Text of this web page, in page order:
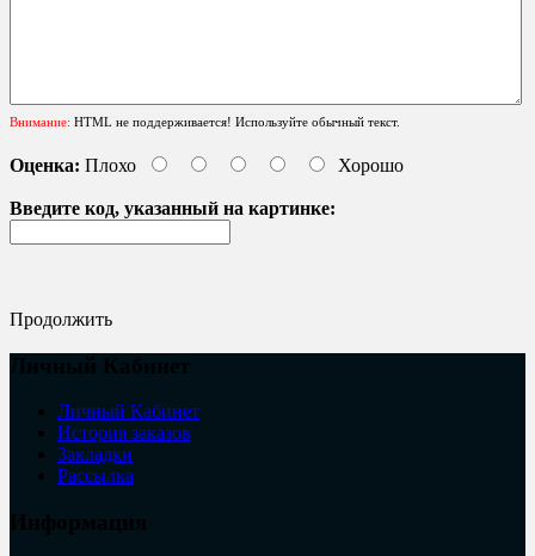
Внимание: HTML не поддерживается! Используйте обычный текст.
Оценка: Плохо Хорошо
Введите код, указанный на картинке:
Продолжить
Личный Кабинет
История заказов
Закладки
Рассылка